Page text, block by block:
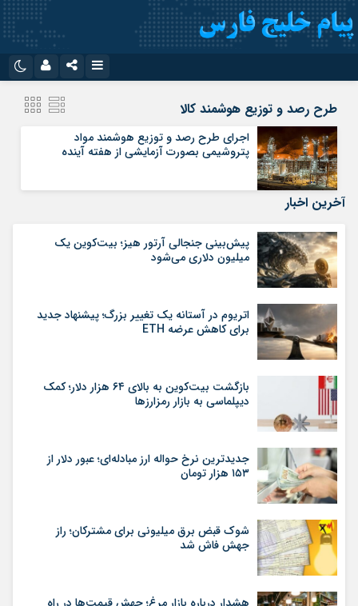
سروش
آپارات
اپلیکیشن رمز عبور
طرح رصد و توزیع هوشمند کالا
اجرای طرح رصد و توزیع هوشمند مواد
پتروشیمی بصورت آزمایشی از هفته آینده
آخرین اخبار
پیش‌بینی جنجالی آرتور هیز؛ بیت‌کوین یک
میلیون دلاری می‌شود
اتریوم در آستانه یک تغییر بزرگ؛ پیشنهاد جدید
برای کاهش عرضه ETH
بازگشت بیت‌کوین به بالای ۶۴ هزار دلار؛ کمک
دیپلماسی به بازار رمزارزها
جدیدترین نرخ حواله ارز مبادله‌ای؛ عبور دلار از
۱۵۳ هزار تومان
شوک قبض برق میلیونی برای مشترکان؛ راز
جهش فاش شد